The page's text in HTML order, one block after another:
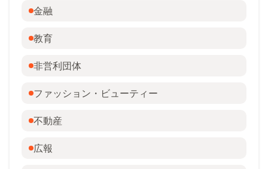
金融
教育
非営利団体
ファッション・ビューティー
不動産
広報